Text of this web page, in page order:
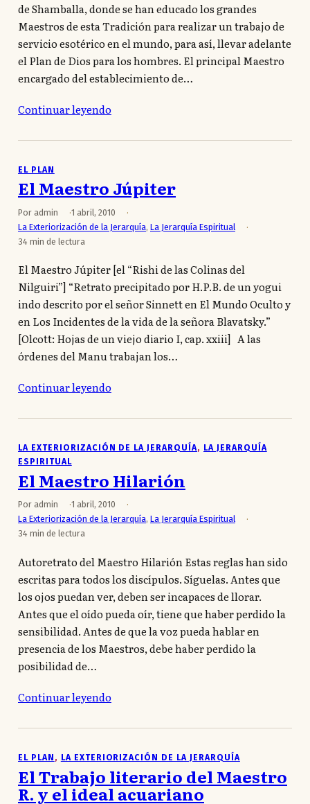
de Shamballa, donde se han educado los grandes
Maestros de esta Tradición para realizar un trabajo de
servicio esotérico en el mundo, para así, llevar adelante
el Plan de Dios para los hombres. El principal Maestro
encargado del establecimiento de…
Continuar leyendo
EL PLAN
El Maestro Júpiter
Por admin
1 abril, 2010
La Exteriorización de la Jerarquía, La Jerarquía Espiritual
34 min de lectura
El Maestro Júpiter [el “Rishi de las Colinas del
Nilguiri”] “Retrato precipitado por H.P.B. de un yogui
indo descrito por el señor Sinnett en El Mundo Oculto y
en Los Incidentes de la vida de la señora Blavatsky.”
[Olcott: Hojas de un viejo diario I, cap. xxiii] A las
órdenes del Manu trabajan los…
Continuar leyendo
LA EXTERIORIZACIÓN DE LA JERARQUÍA,
LA JERARQUÍA
ESPIRITUAL
El Maestro Hilarión
Por admin
1 abril, 2010
La Exteriorización de la Jerarquía, La Jerarquía Espiritual
34 min de lectura
Autoretrato del Maestro Hilarión Estas reglas han sido
escritas para todos los discípulos. Síguelas. Antes que
los ojos puedan ver, deben ser incapaces de llorar.
Antes que el oído pueda oír, tiene que haber perdido la
sensibilidad. Antes de que la voz pueda hablar en
presencia de los Maestros, debe haber perdido la
posibilidad de…
Continuar leyendo
EL PLAN , LA EXTERIORIZACIÓN DE LA JERARQUÍA
El Trabajo literario del Maestro
R. y el ideal acuariano